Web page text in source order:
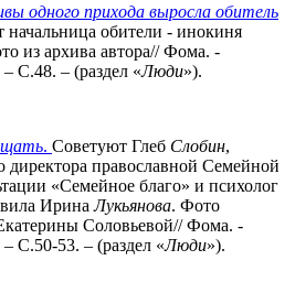
одного прихода выросла обитель
начальница обители - инокиня
из архива автора// Фома. -
С.48. – (раздел «Люди»).
. Советуют Глеб Слобин,
директора православной Семейной
«Семейное благо» и психолог
ИринаЛукьянова. Фото
Соловьевой// Фома. -
С.50-53. – (раздел «Люди»).